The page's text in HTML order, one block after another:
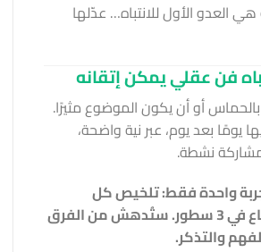
هي العدو الأول للانتباه… عدّلها
فن عقلي يمكن إتقانه
أو أن يكون الموضوع مثيرًا.
يومًا بعد يوم، عبر نية واضحة،
نشطة.
واحدة فقط: تلخيص كل
محاضرة أو اجتماع في 3 سطور. ستُدهش من الفرق
والتذكر.